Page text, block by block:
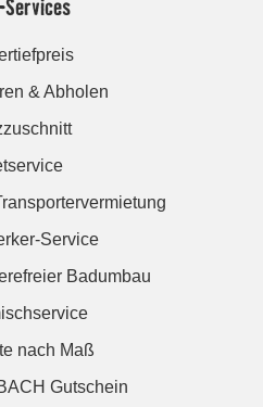
& Abholen
Service
Badumbau
nach Maß
Gutschein